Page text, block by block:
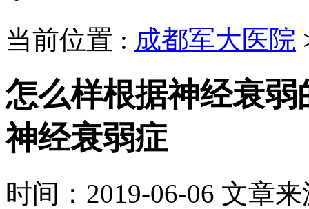
当前位置 : 成都军大医院
怎么样根据神经衰
神经衰弱症
时间：2019-06-06 文章